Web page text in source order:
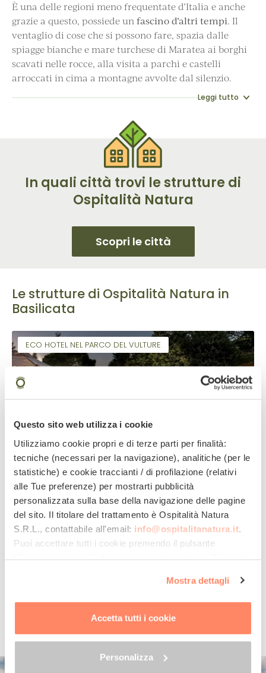
Questo sito web utilizza i cookie
Utilizziamo cookie propri e di terze parti per finalità:
tecniche (necessari per la navigazione), analitiche (per le
statistiche) e cookie traccianti / di profilazione (relativi
alle Tue preferenze) per mostrarti pubblicità
personalizzata sulla base della navigazione delle pagine
del sito. Il titolare del trattamento è Ospitalità Natura
S.R.L.
, contattabile all'email: info@ospitalitanatura.it
Puoi accettare tutti i cookie premendo il pulsante
clic su "Personalizza". Al fine di revocare il consenso
prestato e visualizzare le informazioni complete sul
trattamento dei dati clicca qui:"gestione cookie"
cookie.
Mostra dettagli
Accetta tutti i cookie
Personalizza
È una delle regioni meno frequentate d’Italia e anche
grazie a questo, possiede un fascino d’altri tempi. Il
ventaglio di cose che si possono fare, spazia dalle
spiagge bianche e mare turchese di Maratea ai borghi
scavati nelle rocce, alla visita a parchi e castelli
arroccati in cima a montagne avvolte dal silenzio.
Leggi tutto
In quali città trovi le strutture di
Ospitalità Natura
Scopri le città
Le strutture di Ospitalità Natura in
Basilicata
ECO HOTEL NEL PARCO DEL VULTURE
Ecosostenibilità ottima
Il Castagneto Hotel
Posizione (eco)privilegiata
Cucina di ottimo livello
Melfi, BASILICATA
TripAdvisor: 4/5 Booking:9.1/10
in Basilicata